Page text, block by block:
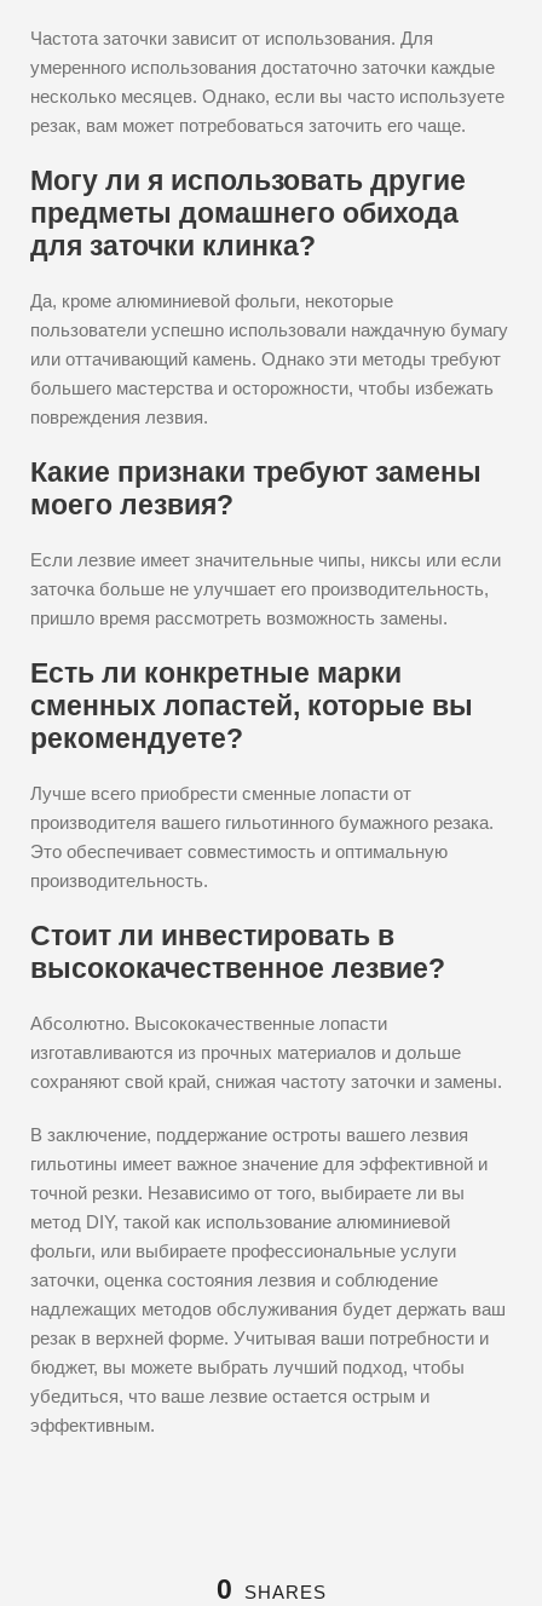
Частота заточки зависит от использования. Для
умеренного использования достаточно заточки каждые
несколько месяцев. Однако, если вы часто используете
резак, вам может потребоваться заточить его чаще.
Могу ли я использовать другие
предметы домашнего обихода
для заточки клинка?
Да, кроме алюминиевой фольги, некоторые
пользователи успешно использовали наждачную бумагу
или оттачивающий камень. Однако эти методы требуют
большего мастерства и осторожности, чтобы избежать
повреждения лезвия.
Какие признаки требуют замены
моего лезвия?
Если лезвие имеет значительные чипы, никсы или если
заточка больше не улучшает его производительность,
пришло время рассмотреть возможность замены.
Есть ли конкретные марки
сменных лопастей, которые вы
рекомендуете?
Лучше всего приобрести сменные лопасти от
производителя вашего гильотинного бумажного резака.
Это обеспечивает совместимость и оптимальную
производительность.
Стоит ли инвестировать в
высококачественное лезвие?
Абсолютно. Высококачественные лопасти
изготавливаются из прочных материалов и дольше
сохраняют свой край, снижая частоту заточки и замены.
В заключение, поддержание остроты вашего лезвия
гильотины имеет важное значение для эффективной и
точной резки. Независимо от того, выбираете ли вы
метод DIY, такой как использование алюминиевой
фольги, или выбираете профессиональные услуги
заточки, оценка состояния лезвия и соблюдение
надлежащих методов обслуживания будет держать ваш
резак в верхней форме. Учитывая ваши потребности и
бюджет, вы можете выбрать лучший подход, чтобы
убедиться, что ваше лезвие остается острым и
эффективным.
0 SHARES